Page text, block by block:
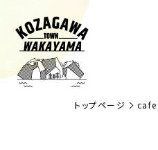
トップページ cafe